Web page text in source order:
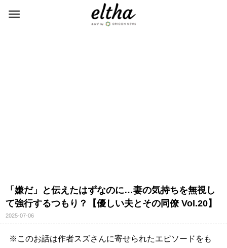
「嫌だ」と伝えたはずなのに…妻の気持ちを無視し
て強行するつもり？【優しい夫とその同僚 Vol.20】
2025-07-06
※このお話は作者スズさんに寄せられたエピソードをも